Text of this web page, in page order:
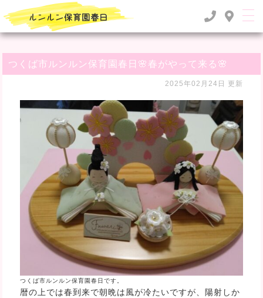
るんるん日記 > つくば市ルンルン保育園春日🌸春がやって来る🌸
つくば市ルンルン保育園春日🌸春がやって来る🌸
2025年02月24日 更新
つくば市ルンルン保育園春日です。
暦の上では春到来で朝晩は風が冷たいですが、陽射しか